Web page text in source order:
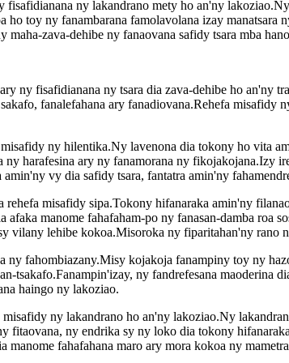
ny lakandrano mety ho an'ny
toy ny fanambarana famolavolana izay
zava-dehibe ny fanaovana safidy tsara mba
ny fisafidianana ny tsara dia zava-dehibe ho an'ny
fanalefahana ary fanadiovana.Rehefa
ny hilentika.Ny lavenona dia tokony ho vita
harafesina ary ny fanamorana ny fikojakojana.Izy
vy dia safidy tsara, fantatra amin'ny
misafidy sipa.Tokony hifanaraka amin'ny
manome fahafaham-po ny fanasan-damba roa
vilany lehibe kokoa.Misoroka ny fiparitahan'ny rano
ny fahombiazany.Misy kojakoja fanampiny toy ny
tsakafo.Fanampin'izay, ny fandrefesana maoderina
haingo ny lakoziao.
ny lakandrano ho an'ny lakoziao.Ny
fitaovana, ny endrika sy ny loko dia tokony
manome fahafahana maro ary mora kokoa ny